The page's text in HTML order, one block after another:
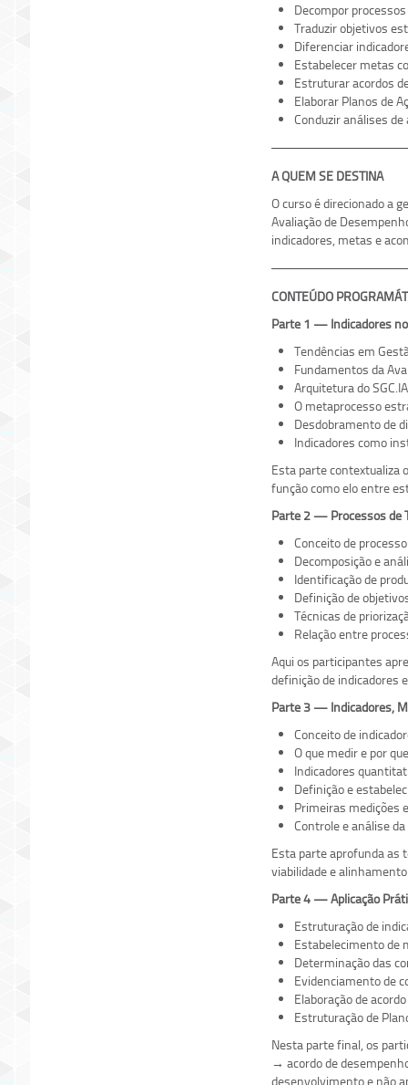
Decompor
Traduzir objetivos
Diferenciar
Estabelecer metas
Estruturar acordos
Elaborar Planos de
Conduzir análises
A QUEM SE DESTINA
O curso é direcionado a
Avaliação de
indicadores, metas e
CONTEÚDO
Parte 1 — Indicadores no
Tendências em
Fundamentos da
Arquitetura do
O metaprocesso
Desdobramento de
Indicadores como
Esta parte contextualiza
função como elo entre
Parte 2 — Processos de
Conceito de
Decomposição e
Identificação de
Definição de
Técnicas de
Relação entre
Aqui os participantes
definição de indicadores
Parte 3 — Indicadores,
Conceito de
O que medir e por
Indicadores
Definição e
Primeiras medições
Controle e análise
Esta parte aprofunda as
viabilidade e
Parte 4 — Aplicação
Estruturação de
Estabelecimento de
Determinação das
Evidenciamento de
Elaboração de
Estruturação de
Nesta parte final, os
→ acordo de
desenvolvimento e não